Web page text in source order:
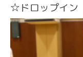
☆ドロップイ